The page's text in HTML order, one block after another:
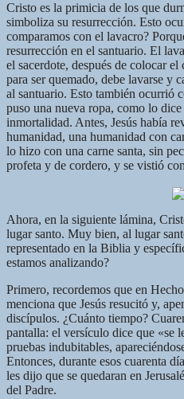
Cristo es la primicia de los que
simboliza su resurrección. Esto
comparamos con el lavacro?
resurrección en el santuario. El
el sacerdote, después de colocar
para ser quemado, debe lavarse y
al santuario. Esto también ocurrió
puso una nueva ropa, como lo
inmortalidad. Antes, Jesús había
humanidad, una humanidad con
lo hizo con una carne santa, sin
profeta y de cordero, y se vistió
Ahora, en la siguiente lámina,
lugar santo. Muy bien, al lugar
representado en la Biblia y
estamos analizando?
Primero, recordemos que en
menciona que Jesús resucitó y,
discípulos. ¿Cuánto tiempo?
pantalla: el versículo dice que «se
pruebas indubitables,
Entonces, durante esos cuarenta
les dijo que se quedaran en
del Padre.